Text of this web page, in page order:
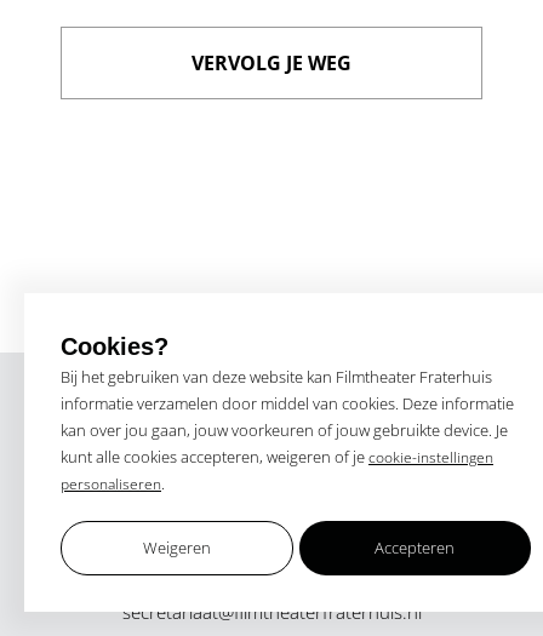
VERVOLG JE WEG
secretariaat@filmtheaterfraterhuis.nl
Cookies?
Bij het gebruiken van deze website kan Filmtheater Fraterhuis
informatie verzamelen door middel van cookies. Deze informatie
kan over jou gaan, jouw voorkeuren of jouw gebruikte device. Je
kunt alle cookies accepteren, weigeren of jecookie-instellingen
personaliseren.
Weigeren Accepteren